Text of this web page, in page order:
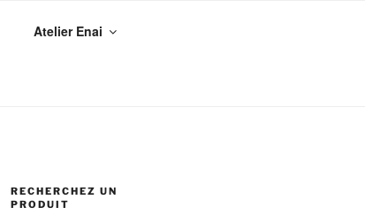
Atelier Enai
RECHERCHEZ UN
PRODUIT